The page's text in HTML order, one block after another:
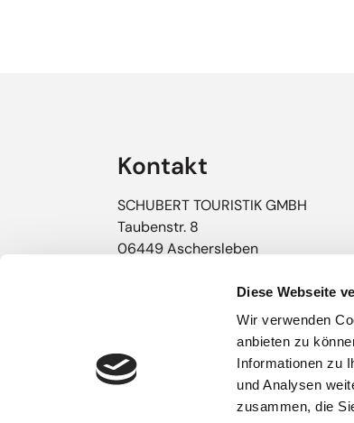
Diese Webseite
Wir verwenden
anbieten zu
Informationen zu
und Analysen
zusammen, die
Kontakt
SCHUBERT TOURISTIK GMBH
Taubenstr. 8
06449 Aschersleben
+49 (0) 3473 / 22666-0
info@schubert-
touristik.de